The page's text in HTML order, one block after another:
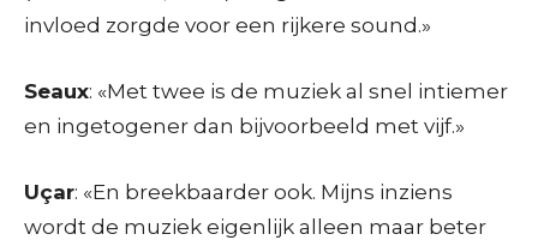
invloed zorgde voor een rijkere sound.»
Seaux: «Met twee is de muziek al snel intiemer
en ingetogener dan bijvoorbeeld met vijf.»
Uçar: «En breekbaarder ook. Mijns inziens
wordt de muziek eigenlijk alleen maar beter